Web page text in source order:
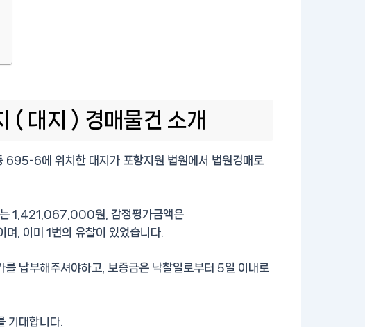
( 대지 ) 경매물건 소개
6에 위치한 대지가 포항지원 법원에서 법원경매로
1,421,067,000원, 감정평가금액은
이미 1번의 유찰이 있었습니다.
납부해주셔야하고, 보증금은 낙찰일로부터 5일 이내로
기대합니다.